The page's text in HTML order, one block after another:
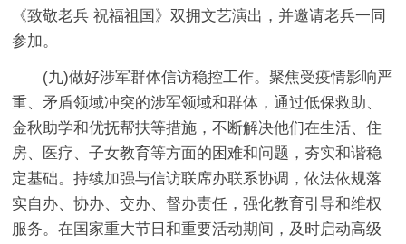
《致敬老兵 祝福祖国》双拥文艺演出，并邀请老兵一同
参加。
(九)做好涉军群体信访稳控工作。聚焦受疫情影响严
重、矛盾领域冲突的涉军领域和群体，通过低保救助、
金秋助学和优抚帮扶等措施，不断解决他们在生活、住
房、医疗、子女教育等方面的困难和问题，夯实和谐稳
定基础。持续加强与信访联席办联系协调，依法依规落
实自办、协办、交办、督办责任，强化教育引导和维权
服务。在国家重大节日和重要活动期间，及时启动高级